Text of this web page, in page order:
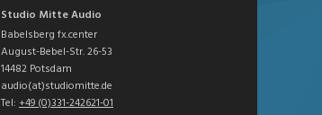
Studio Mitte Audio
Babelsberg fx.center
August-Bebel-Str. 26-53
14482 Potsdam
audio(at)studiomitte.de
Tel: +49 (0)331-242621-01